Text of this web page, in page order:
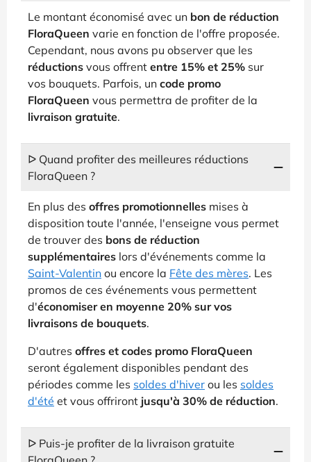
Le montant économisé avec un bon de réduction
FloraQueen varie en fonction de l'offre proposée.
Cependant, nous avons pu observer que les
réductions vous offrent entre 15% et 25% sur
vos bouquets. Parfois, un code promo
FloraQueen vous permettra de profiter de la
livraison gratuite.
ᐅ Quand profiter des meilleures réductions
FloraQueen ?
En plus des offres promotionnelles mises à
disposition toute l'année, l'enseigne vous permet
de trouver des bons de réduction
supplémentaires lors d'événements comme la
Saint-Valentin ou encore la Fête des mères. Les
promos de ces événements vous permettent
d'économiser en moyenne 20% sur vos
livraisons de bouquets.
D'autres offres et codes promo FloraQueen
seront également disponibles pendant des
périodes comme les soldes d'hiver ou les soldes
d'été et vous offriront jusqu'à 30% de réduction.
ᐅ Puis-je profiter de la livraison gratuite